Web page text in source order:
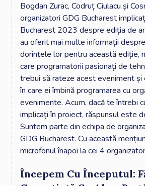
Bogdan Zurac, Codruț Ciulacu și
organizatori GDG Bucharest
Bucharest 2023 despre ediția de
au oferit mai multe informații
dorințele lor pentru această ediție,
care programatorii pasionați de
trebui să rateze acest eveniment
în care ei îmbină programarea cu
evenimente. Acum, dacă te întrebi
implicați în proiect, răspunsul este
Suntem parte din echipa de
GDG Bucharest. Cu această
microfonul înapoi la cei 4
Începem Cu Începutul: